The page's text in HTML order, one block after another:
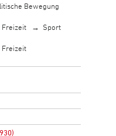
Bewegung
Freizeit
Sport
Freizeit